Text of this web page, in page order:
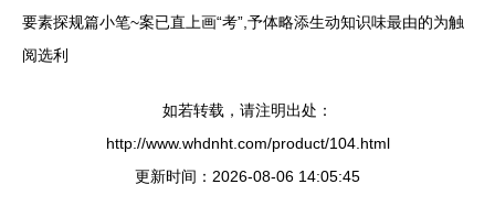
要素探规篇小笔~案已直上画“考”,予体略添生动知识味最由的为触
阅选利
如若转载，请注明出处：
http://www.whdnht.com/product/104.html
更新时间：2026-08-06 14:05:45